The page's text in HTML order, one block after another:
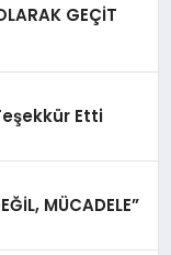
GEÇİT
Etti
MÜCADELE”